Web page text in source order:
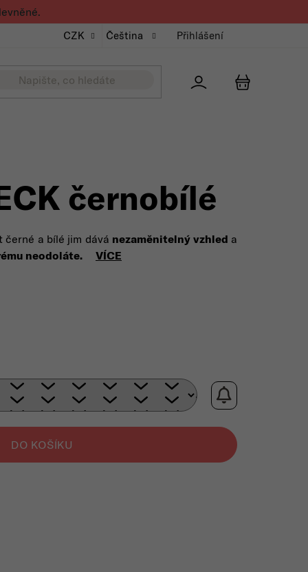
CZK Čeština Přihlášení
černobílé
černé a bílé jim dává nezaměnitelný vzhled a
neodoláte.
VÍCE
DO KOŠÍKU